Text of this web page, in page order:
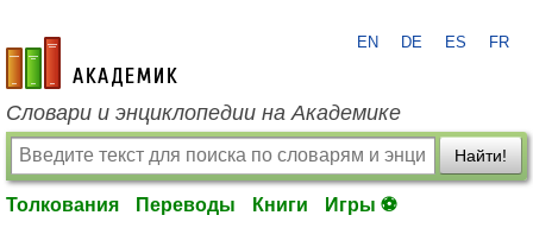
academic.ru
EN DE ES FR
Словари и энциклопедии на Академике
Найти!
Толкования Переводы Книги Игры ⚽